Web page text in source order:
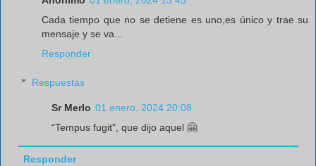
Cada tiempo que no se detiene es uno,es único y trae su
mensaje y se va...
Responder
Respuestas
Sr Merlo 01 enero, 2024 20:08
“Tempus fugit”, que dijo aquel 🤗
Responder